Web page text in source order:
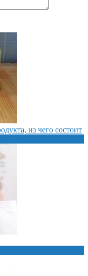
из чего состоит